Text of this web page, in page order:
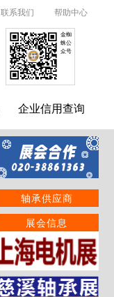
联系我们 帮助中心
企业信用查询
金蜘
蛛公
众号
轴承供应商
展会信息